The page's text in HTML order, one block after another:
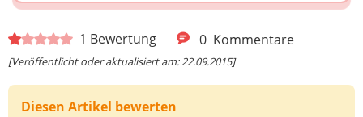
1 Bewertung 0 Kommentare
[Veröffentlicht oder aktualisiert am: 22.09.2015]
Diesen Artikel bewerten